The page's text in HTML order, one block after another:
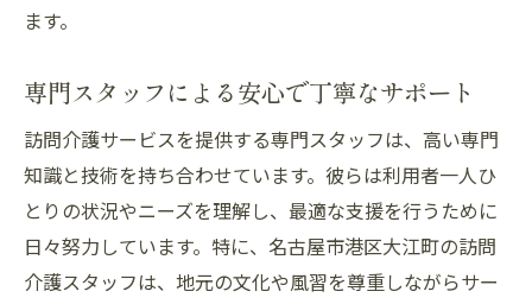
豊かな地域社会を目指す訪問介護の取り組
み
訪問介護が地域活性化に果たす役割
地域社会に貢献する訪問介護の実績
訪問介護を通じた地域住民の絆の強化
訪問介護がもたらす地域の未来と希望
ます。
専門スタッフによる安心で丁寧なサポート
訪問介護サービスを提供する専門スタッフは、高い専門
知識と技術を持ち合わせています。彼らは利用者一人ひ
とりの状況やニーズを理解し、最適な支援を行うために
日々努力しています。特に、名古屋市港区大江町の訪問
介護スタッフは、地元の文化や風習を尊重しながらサー